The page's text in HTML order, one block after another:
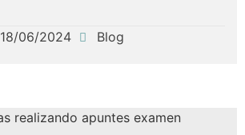
18/06/2024 Blog